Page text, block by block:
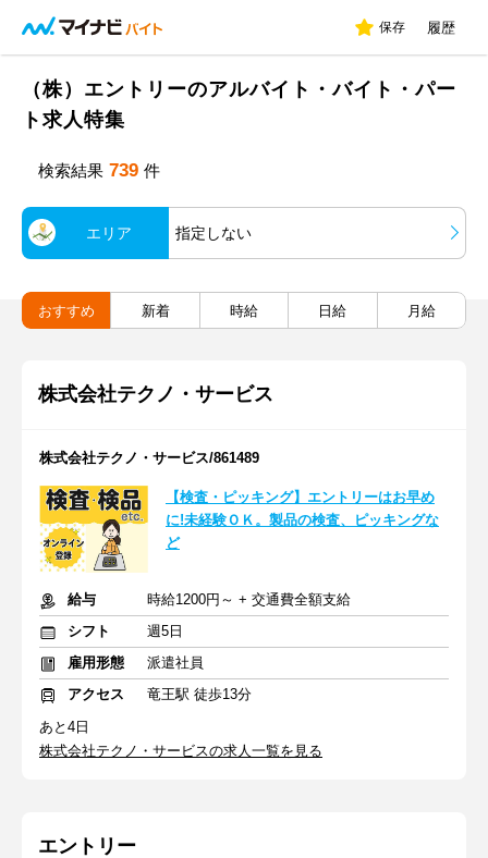
保存 履歴
（株）エントリーのアルバイト・バイト・パー
ト求人特集
検索結果 739 件
エリア 指定しない
おすすめ 新着 時給 日給 月給
株式会社テクノ・サービス
株式会社テクノ・サービス/861489
【検査・ピッキング】エントリーはお早め
に!未経験ＯＫ。製品の検査、ピッキングな
ど
給与
時給1200円～ + 交通費全額支給
シフト
週5日
雇用形態
派遣社員
アクセス
竜王駅 徒歩13分
あと4日
株式会社テクノ・サービスの求人一覧を見る
エントリー